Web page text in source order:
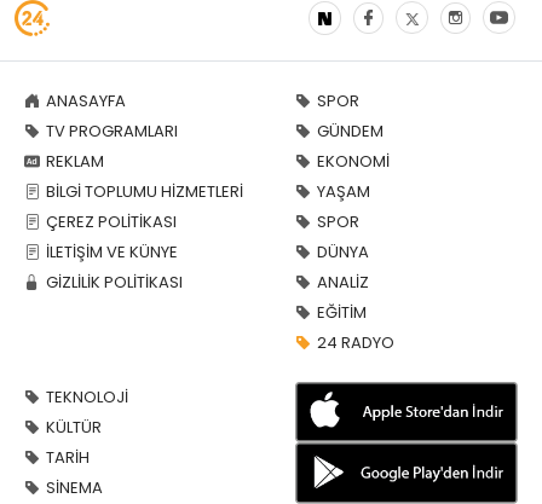
ANASAYFA
TV PROGRAMLARI
REKLAM
BİLGİ TOPLUMU HİZMETLERİ
ÇEREZ POLİTİKASI
İLETİŞİM VE KÜNYE
GİZLİLİK POLİTİKASI
SPOR
GÜNDEM
EKONOMİ
YAŞAM
SPOR
DÜNYA
ANALİZ
EĞİTİM
24 RADYO
TEKNOLOJİ
KÜLTÜR
TARİH
SİNEMA